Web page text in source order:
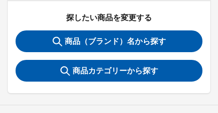
探したい商品を変更する
商品（ブランド）名から探す
商品カテゴリーから探す